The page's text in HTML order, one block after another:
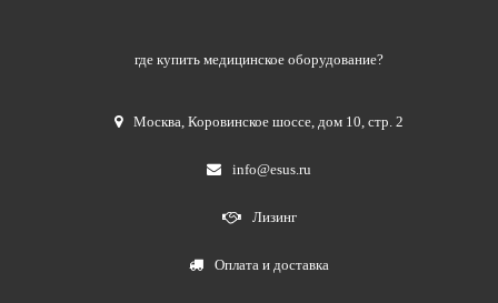
где купить медицинское оборудование?
Москва,Коровинское шоссе, дом 10, стр. 2
info@esus.ru
Лизинг
Оплата и доставка